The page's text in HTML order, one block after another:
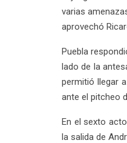
varias
aprovechó
Puebla
lado de la
permitió llegar
ante el pitcheo
En el sexto
la salida de